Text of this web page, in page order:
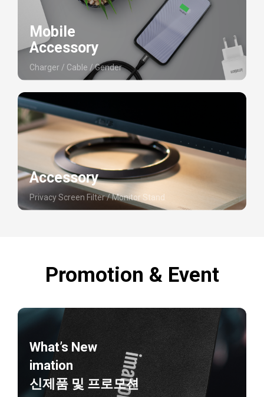
Mobile
Accessory
Charger / Cable / Gender
Accessory
Privacy Screen Filter / Monitor Stand
Promotion & Event
What’s New
imation
신제품 및 프로모션